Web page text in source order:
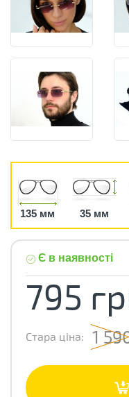
135 мм 35 мм
Є в наявності
795
Стара ціна: 1